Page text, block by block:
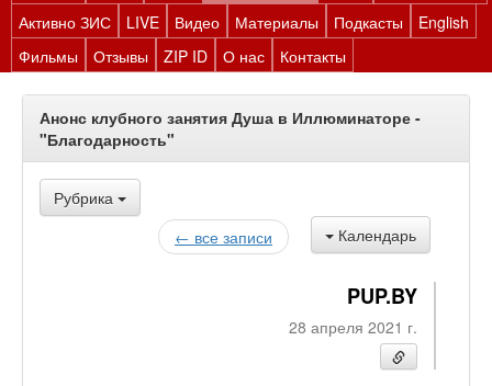
Активно ЗИС
LIVE Видео Материалы Подкасты
English
Фильмы
Отзывы ZIP ID О нас Контакты
Анонс клубного занятия Душа в Иллюминаторе -
"Благодарность"
Рубрика
Календарь
← все записи
PUP.BY
28 апреля 2021 г.